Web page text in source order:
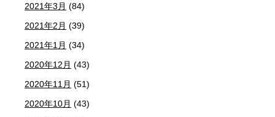
2021年3月 (84)
2021年2月 (39)
2021年1月 (34)
2020年12月 (43)
2020年11月 (51)
2020年10月 (43)